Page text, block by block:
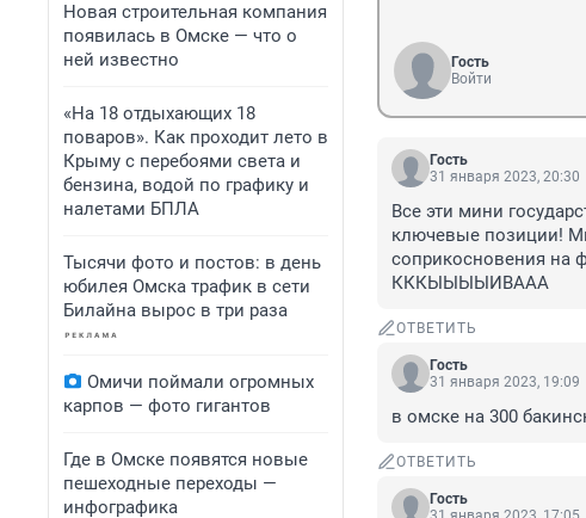
Новая строительная компания
появилась в Омске — что о
ней известно
«На 18 отдыхающих 18
поваров». Как проходит лето в
Крыму с перебоями света и
бензина, водой по графику и
налетами БПЛА
Тысячи фото и постов: в день
юбилея Омска трафик в сети
Билайна вырос в три раза
Омичи поймали огромных
карпов — фото гигантов
Где в Омске появятся новые
пешеходные переходы —
инфографика
Гость
Войти
Гость
31 января 2023, 20:30
Все эти мини
ключевые позиции!
соприкосновения на
КККЫЫЫЫИВААА
ОТВЕТИТЬ
Гость
31 января 2023, 19:09
в омске на 300
ОТВЕТИТЬ
Гость